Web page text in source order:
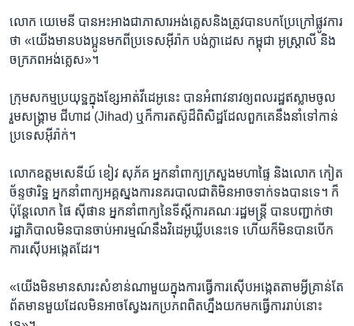
លោក យេមេនី បាន​អះអាង​ជា​ភាសារ​អង់គ្លេស​និង​ត្រូវ​បាន​បក​ប្រែ​ក្រៅ​ផ្លូវ​ការ​
ថា «យើង​មាន​បង​ប្អូន​មក​ពី​ប្រទេស​អ៊ីរ៉ាក បង់ក្លាដេស កម្ពុជា អូស្រ្តាលី និង
ចក្រភព​អង់​គ្លេស»។
ក្រុម​សកម្មប្រយុទ្ឋ​ក្នុង​ខ្សែ​អាត់​វីដេអូ​នេះ ​បាន​អំពាវ​នាវ​ឲ្យ​ពលរដ្ឋ​ឥស្លាម​ចូល​
រួម​សង្គ្រាម ជីហាដ (Jihad) ឬក៏​ការ​តស៊ូ​ដ៏​ពិសិដ្ឋ​ដែល​ពួកគេ​នឹង​នាំ​ទៅ​កាន់​
ប្រទេស​អ៊ីរ៉ាក់។​
លោក​ឧត្តម​សេនីយ៍ ខៀវ សុភ័គ អ្នក​នាំពាក្យ​ក្រសួង​មហា​ផ្ទៃ​ និង​លោក​ កៀត
ច័ន្ទថារិទ្ឋ​ អ្នក​នាំ​ពាក្យ​អគ្គស្នង​ការ​នគរ​បាល​ជាតិ​មិន​អាច​ទាក់​ទង​បាន​ទេ។ ក៏
ប៉ុន្តែ​លោក ផៃ ស៊ីផាន អ្នក​នាំ​ពាក្យ​នៃ​ទី​ស្តី​ការ​គណៈ​រដ្ឋមន្ត្រី​ បាន​បញ្ជាក់​ថា
រដ្ឋាភិបាល​មិន​បាន​ចាប់​អារម្មណ៍​នឹង​វិដេអូ​ឃ្លីប​នេះ​ទេ ហើយ​ក៏​មិន​បាន​បើក​
ការ​ស៊ើប​អង្កេត​ដែរ។​
«យើង​មិន​មាន​សារះ​សំខាន់​ណាមួយ​ក្នុង​ការ​ធ្វើ​ការ​ស៊ើប​អង្កេត​តាម​អ្វី​គ្រាន់​តែ​
ព័តមាន​មួយ​ដែល​មិន​អាច​ស្វែង​រក​ប្រភព​ពិត​ហ្នឹង​យក​មក​ធ្វើ​ការ​រាប់​នោះ